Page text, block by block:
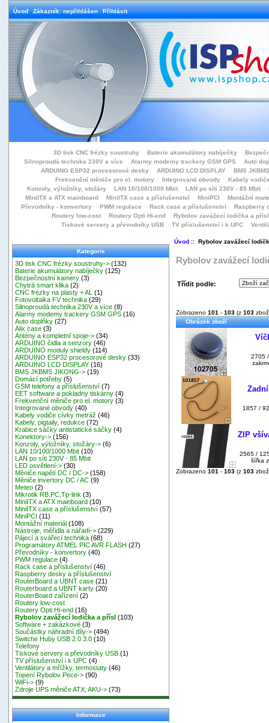
Úvod Zákazník: nepřihlášen Přihlásit
3D tisk CNC frézky soustruhy Baterie akumulátory nabíječky
Silnoproudá technika 230V a více
Alarmy modemy trackery GSM GPS
Auto
ARDUINO ESP32 procesorové desky
ARDUINO LCD DISPLAY
BMS
Frekvenční měniče pro el. motory
Integrované obvody
Kabely
Konzoly, výložníky, stožáry
LAN 10/100/1000 Mbit LAN po síti 230V - 85 Mbit
MiniITX a ATX mainboard
MiniITX case a příslušenství MiniPCI
Montážní
Převodníky - konvertory
PWM regulace Rack case a příslušenství
Raspberry
Routery low-cost
Routery Opti Hi-end
Rybolov zavážecí lodička a přísl
Tiskové servery a převodníky USB
TV příslušenství i k UPC
Kategorie
3D tisk CNC frézky soustruhy-> (132)
Baterie akumulátory nabíječky (125)
Bezpečnostní kamery (3)
Chytrá smart klika (2)
CNC frézky na plasty + AL
(1)
Fotovoltaika FV technika (29)
Silnoproudá technika 230V a více (8)
Alarmy modemy trackery GSM GPS (16)
Auto doplňky (27)
Alix case (3)
Antény a kompletní spoje-> (34)
ARDUINO čidla a senzory (46)
ARDUINO moduly shieldy (114)
ARDUINO ESP32 procesorové desky (33)
ARDUINO LCD DISPLAY (16)
BMS JKBMS JIKONG-> (19)
Domácí potřeby (5)
GSM telefony a příslušenství (7)
EET software a pokladny tiskárny (4)
Frekvenční měniče pro el. motory (3)
Integrované obvody (40)
Kabely vodiče cívky metráž (46)
Kabely, pigtaily, redukce (72)
Krabice sáčky antistatické sáčky (4)
Konektory-> (156)
Konzoly, výložníky, stožáry-> (6)
LAN 10/100/1000 Mbit (10)
LAN po síti 230V - 85 Mbit
LED osvětlení-> (30)
Měniče napětí DC / DC-> (158)
Měniče invertory DC / AC (9)
Meteo (2)
Mikrotik RB,PC,Tp-link (3)
MiniITX a ATX mainboard (10)
MiniITX case a příslušenství (57)
MiniPCI (11)
Montážní materiál (108)
Nástroje, měřidla a nářadí-> (229)
Pájecí a svářecí technika (68)
Programátory ATMEL PIC AVR FLASH (27)
Převodníky - konvertory (40)
PWM regulace (4)
Rack case a příslušenství (46)
Raspberry desky a příslušenství
RouterBoard a UBNT case (21)
Routerboard a UBNT karty (20)
RouterBoard zařízení (2)
Routery low-cost
Routery Opti Hi-end (16)
Rybolov zavážecí lodička a přísl (103)
Software + zakázkové (3)
Součástky náhradní díly-> (494)
Switche Huby USB 2.0 3.0 (10)
Telefony
Tiskové servery a převodníky USB (1)
TV příslušenství i k UPC (4)
Ventilátory a mřížky, termostaty (46)
Topení Rybolov Pece-> (90)
WiFi-> (9)
Zdroje UPS měniče ATX, AKU-> (73)
Informace
Úvod:: Rybolov zavážecí
Rybolov zavážecí
Třídit podle:
Zobrazeno 101 - 103 (z 103
Obrázek zboží
2705
1857 /
ZIP
2565 /
šířka
Zobrazeno 101 - 103 (z 103